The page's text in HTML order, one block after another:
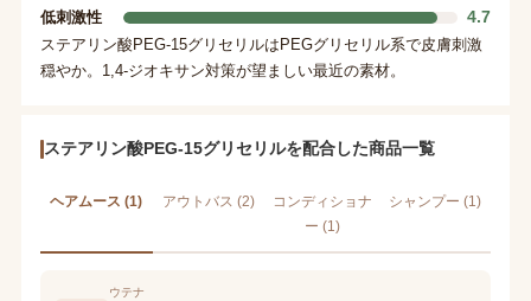
低刺激性 4.7
ステアリン酸PEG-15グリセリルはPEGグリセリル系で皮膚刺激
穏やか。1,4-ジオキサン対策が望ましい最近の素材。
ステアリン酸PEG-15グリセリルを配合した商品一覧
ヘアムース (1) アウトバス (2)
コンディショナ
ー (1)
シャンプー (1)
ウテナ